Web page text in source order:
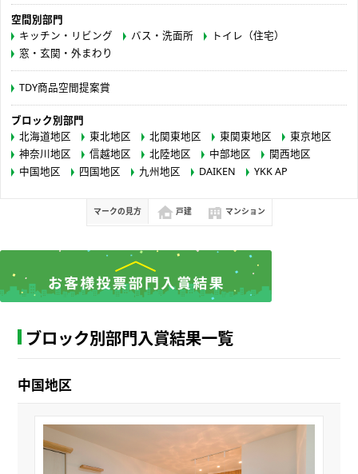
空間別部門
キッチン・リビング
バス・洗面所
トイレ（住宅）
窓・玄関・外まわり
TDY商品空間提案賞
ブロック別部門
北海道地区
東北地区 北関東地区 東関東地区
東京地区
神奈川地区
信越地区 北陸地区 中部地区
関西地区
中国地区
四国地区 九州地区 DAIKEN YKK AP
マークの見方 戸建 マンション
ブロック別部門入賞結果一覧
中国地区